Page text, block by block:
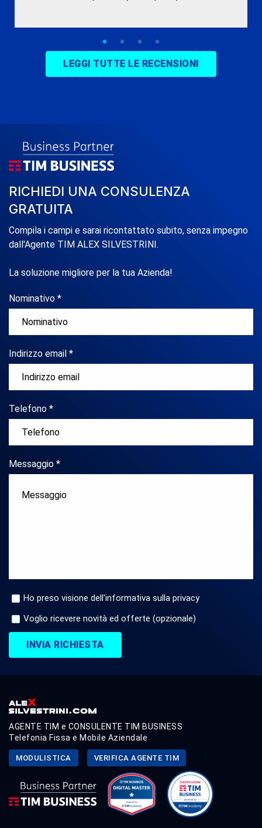
LEGGI TUTTE LE RECENSIONI
RICHIEDI UNA CONSULENZA
GRATUITA
Compila i campi e sarai ricontattato subito, senza impegno
dall'Agente TIM ALEX SILVESTRINI.
La soluzione migliore per la tua Azienda!
Nominativo *
Indirizzo email *
Telefono *
Messaggio *
Ho preso visione dell'informativa sulla privacy
Voglio ricevere novità ed offerte (opzionale)
INVIA RICHIESTA
AGENTE TIM e CONSULENTE TIM BUSINESS
Telefonia Fissa e Mobile Aziendale
MODULISTICA VERIFICA AGENTE TIM